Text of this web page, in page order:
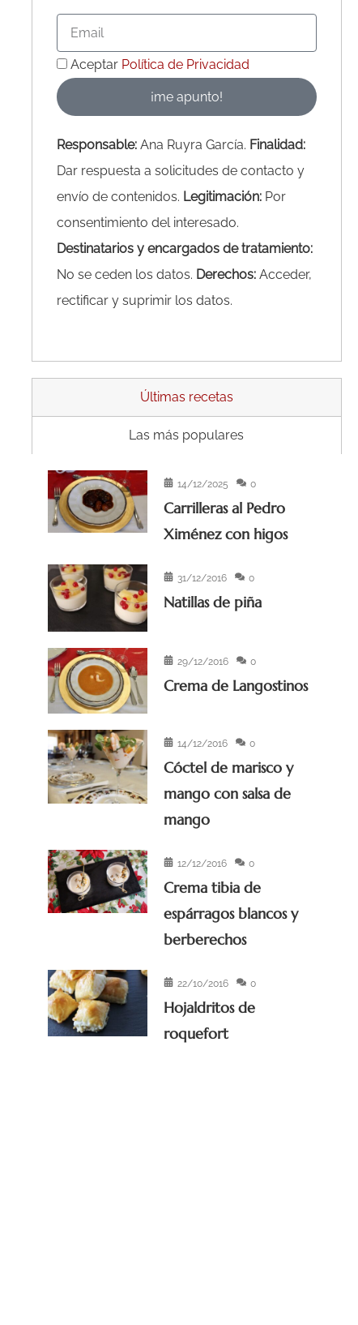
Email
Acepto
la
Política
de
Privacidad
Aceptar Política de Privacidad
¡me apunto!
Responsable:Ana Ruyra García. Finalidad:
Dar respuesta a solicitudes de contacto y
envío de contenidos. Legitimación:Por
consentimiento del interesado.
Destinatarios y encargados de tratamiento:
No se ceden los datos. Derechos:Acceder,
rectificar y suprimir los datos.
Últimas recetas
Las más populares
14/12/2025 0
Carrilleras al Pedro
Ximénez con higos
31/12/2016 0
Natillas de piña
29/12/2016 0
Crema de Langostinos
14/12/2016 0
Cóctel de marisco y
mango con salsa de
mango
12/12/2016 0
Crema tibia de
espárragos blancos y
berberechos
22/10/2016 0
Hojaldritos de
roquefort